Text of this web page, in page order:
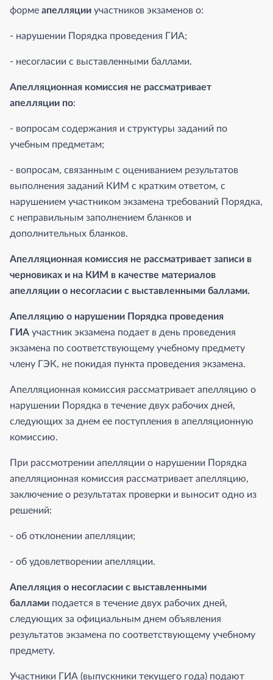
форме апелляции участников экзаменов о:
- нарушении Порядка проведения ГИА;
- несогласии с выставленными баллами.
Апелляционная комиссия не рассматривает
апелляции по:
- вопросам содержания и структуры заданий по
учебным предметам;
- вопросам, связанным с оцениванием результатов
выполнения заданий КИМ с кратким ответом, с
нарушением участником экзамена требований Порядка,
с неправильным заполнением бланков и
дополнительных бланков.
Апелляционная комиссия не рассматривает записи в
черновиках и на КИМ в качестве материалов
апелляции о несогласии с выставленными баллами.
Апелляцию о нарушении Порядка проведения
ГИА участник экзамена подает в день проведения
экзамена по соответствующему учебному предмету
члену ГЭК, не покидая пункта проведения экзамена.
Апелляционная комиссия рассматривает апелляцию о
нарушении Порядка в течение двух рабочих дней,
следующих за днем ее поступления в апелляционную
комиссию.
При рассмотрении апелляции о нарушении Порядка
апелляционная комиссия рассматривает апелляцию,
заключение о результатах проверки и выносит одно из
решений:
- об отклонении апелляции;
- об удовлетворении апелляции.
Апелляция о несогласии с выставленными
баллами подается в течение двух рабочих дней,
следующих за официальным днем объявления
результатов экзамена по соответствующему учебному
предмету.
Участники ГИА (выпускники текущего года) подают